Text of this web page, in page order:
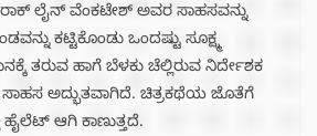
ಲೈನ್ ವೆಂಕಟೇಶ್ ಅವರ ಸಾಹಸವನ್ನು
ಕಟ್ಟಿಕೊಂಡು ಒಂದಷ್ಟು ಸೂಕ್ಷ್ಮ
ತರುವ ಹಾಗೆ ಬೆಳಕು ಚೆಲ್ಲಿರುವ ನಿರ್ದೇಶಕ
ಅದ್ಭುತವಾಗಿದೆ. ಚಿತ್ರಕಥೆಯ ಜೊತೆಗೆ
ಆಗಿ ಕಾಣುತ್ತದೆ.